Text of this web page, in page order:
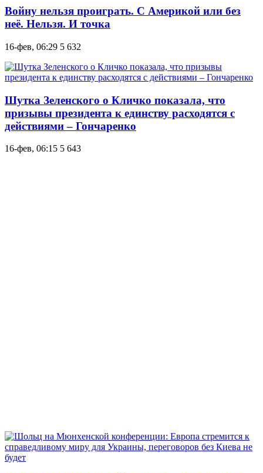
Войну нельзя проиграть. С Америкой или без
неё. Нельзя. И точка
16-фев, 06:29 5 632
Шутка Зеленского о Кличко показала, что
призывы президента к единству расходятся с
действиями – Гончаренко
16-фев, 06:15 5 643